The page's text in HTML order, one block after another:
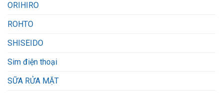
ORIHIRO
ROHTO
SHISEIDO
Sim điện thoại
SỮA RỬA MẶT